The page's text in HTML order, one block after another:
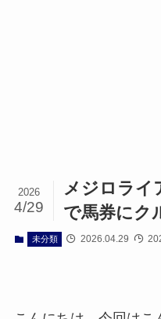
メジロライ
で馬券にク
2026
4/29
未分類 2026.04.29